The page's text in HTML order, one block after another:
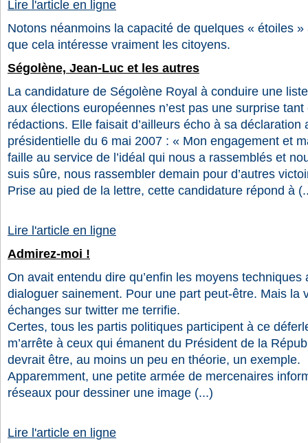
Lire l'article en ligne
Notons néanmoins la capacité de quelques « étoiles »
que cela intéresse vraiment les citoyens.
Ségolène, Jean-Luc et les autres
La candidature de Ségolène Royal à conduire une
aux élections européennes n’est pas une surprise
rédactions. Elle faisait d’ailleurs écho à sa déclaration
présidentielle du 6 mai 2007 : « Mon engagement et
faille au service de l’idéal qui nous a rassemblés et
suis sûre, nous rassembler demain pour d’autres
Prise au pied de la lettre, cette candidature répond à
Lire l'article en ligne
Admirez-moi !
On avait entendu dire qu’enfin les moyens techniques
dialoguer sainement. Pour une part peut-être. Mais la
échanges sur twitter me terrifie.
Certes, tous les partis politiques participent à ce
m’arrête à ceux qui émanent du Président de la
devrait être, au moins un peu en théorie, un exemple.
Apparemment, une petite armée de mercenaires
réseaux pour dessiner une image (...)
Lire l'article en ligne